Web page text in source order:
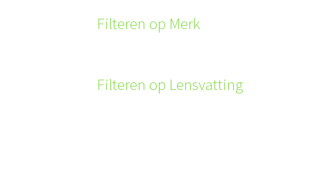
Filteren op Merk
Filteren op Lensvatting